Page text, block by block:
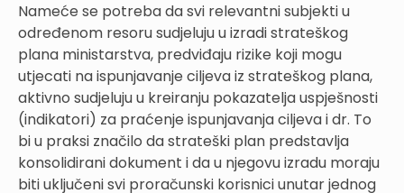
Nameće se potreba da svi relevantni subjekti u
određenom resoru sudjeluju u izradi strateškog
plana ministarstva, predviđaju rizike koji mogu
utjecati na ispunjavanje ciljeva iz strateškog plana,
aktivno sudjeluju u kreiranju pokazatelja uspješnosti
(indikatori) za praćenje ispunjavanja ciljeva i dr. To
bi u praksi značilo da strateški plan predstavlja
konsolidirani dokument i da u njegovu izradu moraju
biti uključeni svi proračunski korisnici unutar jednog